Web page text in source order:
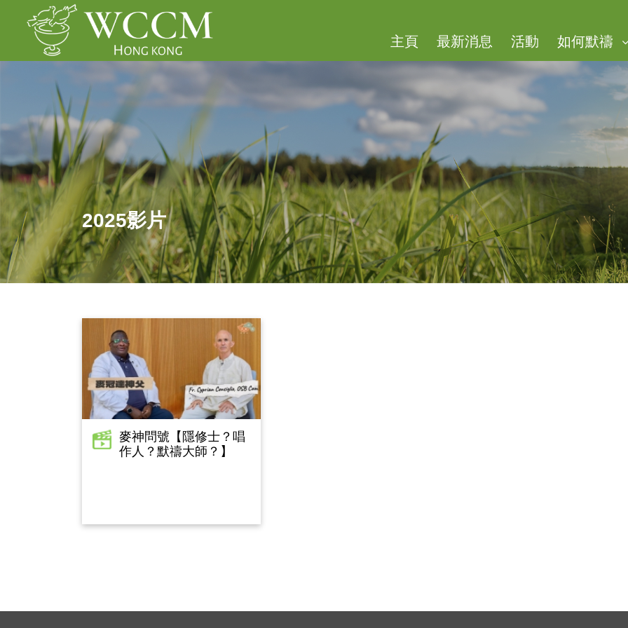
主頁 ​最新消息 活動 如何默禱
2025影片
麥神問號【隱修士？唱
作人？默禱大師？】